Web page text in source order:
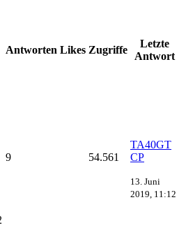
Antworten Likes Zugriffe
Letzte
Antwort
9 54.561
TA40GT
CP
13. Juni
2019, 11:12